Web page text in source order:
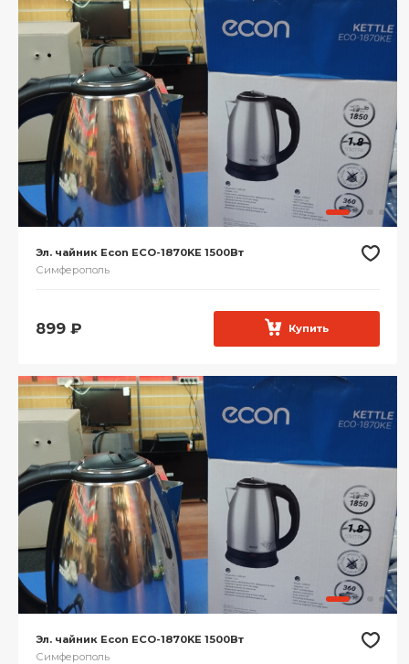
Эл. чайник Econ ECO-1870KE 1500Вт
Симферополь
899 ₽ Купить
Эл. чайник Econ ECO-1870KE 1500Вт
Симферополь